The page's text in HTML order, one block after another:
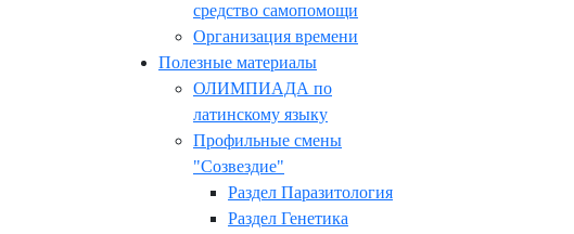
средство самопомощи
Организация времени
Полезные материалы
ОЛИМПИАДА по
латинскому языку
Профильные смены
"Созвездие"
Раздел Паразитология
Раздел Генетика